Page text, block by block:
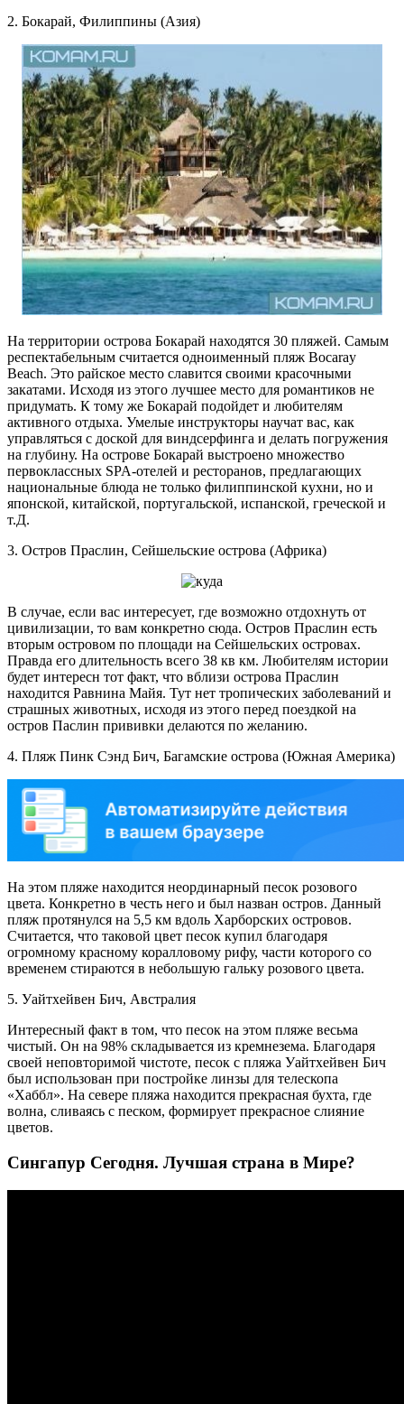
2. Бокарай, Филиппины (Азия)
На территории острова Бокарай находятся 30 пляжей. Самым
респектабельным считается одноименный пляж Bocaray
Beach. Это райское место славится своими красочными
закатами. Исходя из этого лучшее место для романтиков не
придумать. К тому же Бокарай подойдет и любителям
активного отдыха. Умелые инструкторы научат вас, как
управляться с доской для виндсерфинга и делать погружения
на глубину. На острове Бокарай выстроено множество
первоклассных SPA-отелей и ресторанов, предлагающих
национальные блюда не только филиппинской кухни, но и
японской, китайской, португальской, испанской, греческой и
т.Д.
3. Остров Праслин, Сейшельские острова (Африка)
В случае, если вас интересует, где возможно отдохнуть от
цивилизации, то вам конкретно сюда. Остров Праслин есть
вторым островом по площади на Сейшельских островах.
Правда его длительность всего 38 кв км. Любителям истории
будет интересн тот факт, что вблизи острова Праслин
находится Равнина Майя. Тут нет тропических заболеваний и
страшных животных, исходя из этого перед поездкой на
остров Паслин прививки делаются по желанию.
4. Пляж Пинк Сэнд Бич, Багамские острова (Южная Америка)
На этом пляже находится неординарный песок розового
цвета. Конкретно в честь него и был назван остров. Данный
пляж протянулся на 5,5 км вдоль Харборских островов.
Считается, что таковой цвет песок купил благодаря
огромному красному коралловому рифу, части которого со
временем стираются в небольшую гальку розового цвета.
5. Уайтхейвен Бич, Австралия
Интересный факт в том, что песок на этом пляже весьма
чистый. Он на 98% складывается из кремнезема. Благодаря
своей неповторимой чистоте, песок с пляжа Уайтхейвен Бич
был использован при постройке линзы для телескопа
«Хаббл». На севере пляжа находится прекрасная бухта, где
волна, сливаясь с песком, формирует прекрасное слияние
цветов.
Сингапур Сегодня. Лучшая страна в Мире?